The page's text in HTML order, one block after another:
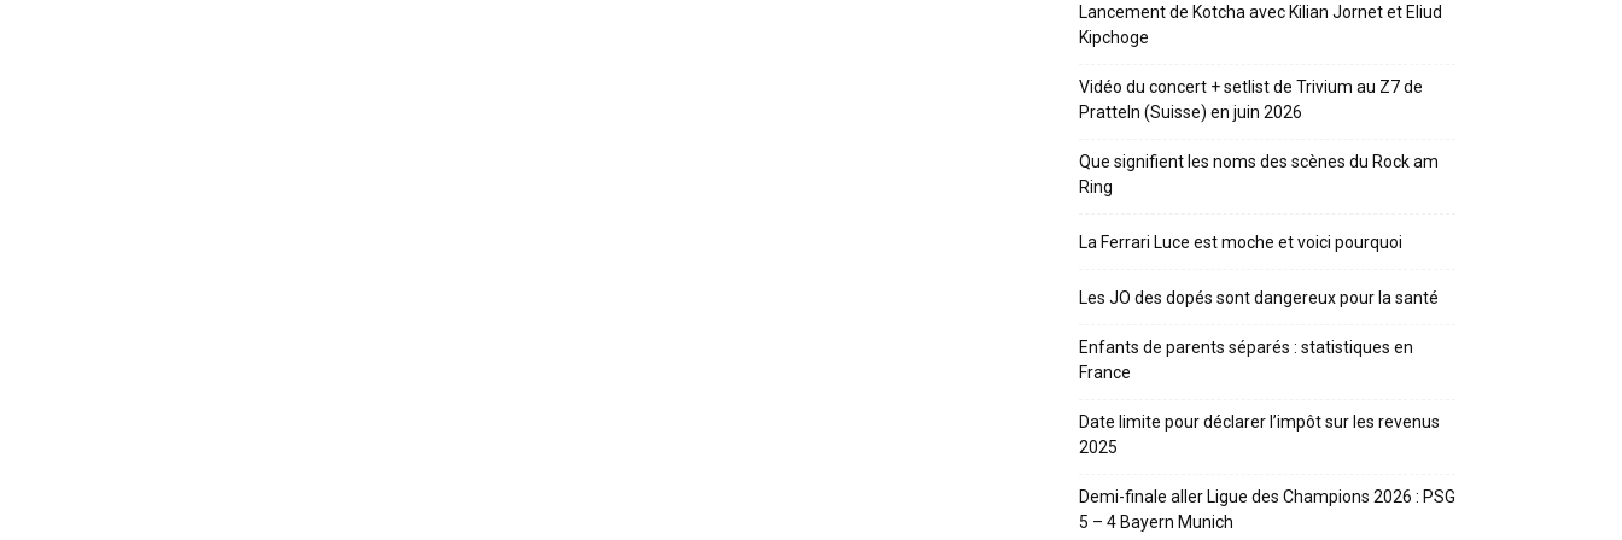
Lancement de Kotcha avec Kilian Jornet et Eliud
Kipchoge
Vidéo du concert + setlist de Trivium au Z7 de
Pratteln (Suisse) en juin 2026
Que signifient les noms des scènes du Rock am
Ring
La Ferrari Luce est moche et voici pourquoi
Les JO des dopés sont dangereux pour la santé
Enfants de parents séparés : statistiques en
France
Date limite pour déclarer l’impôt sur les revenus
2025
Demi-finale aller Ligue des Champions 2026 : PSG
5 – 4 Bayern Munich